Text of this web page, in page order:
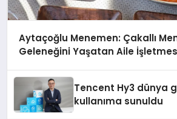
Aytaçoğlu Menemen: Çakallı
Geleneğini Yaşatan Aile
Tencent Hy3 dünya
kullanıma sunuldu